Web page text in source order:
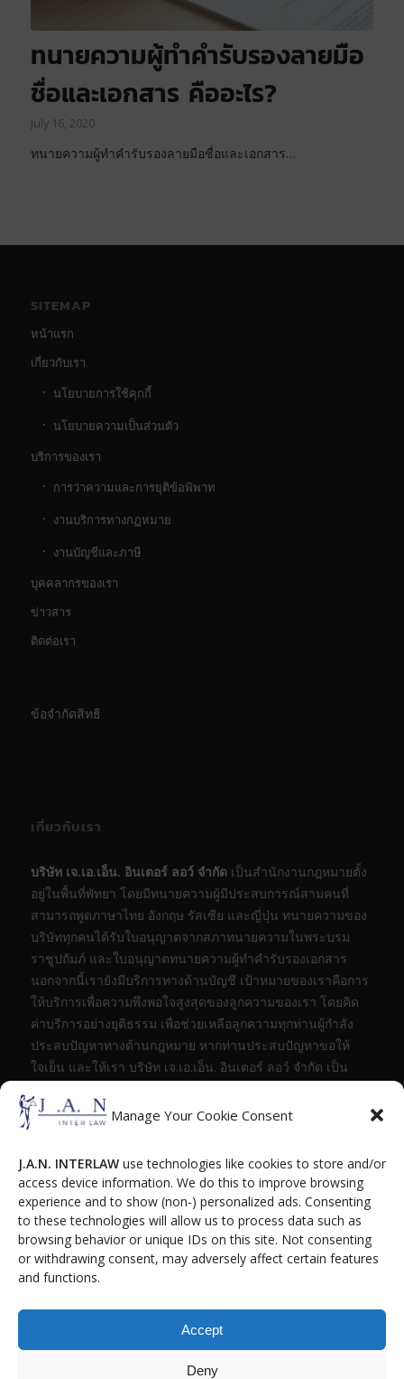
Manage Your Cookie Consent
J.A.N. INTERLAW use technologies like cookies to store and/or
access device information. We do this to improve browsing
experience and to show (non-) personalized ads. Consenting
to these technologies will allow us to process data such as
browsing behavior or unique IDs on this site. Not consenting
or withdrawing consent, may adversely affect certain features
and functions.
Accept
Deny
ทนายความผู้ทำคำรับรองลายมือ
ชื่อและเอกสาร คืออะไร?
July 16, 2020
ทนายความผู้ทำคำรับรองลายมือชื่อและเอกสาร…
SITEMAP
หน้าแรก
เกี่ยวกับเรา
นโยบายการใช้คุกกี้
นโยบายความเป็นส่วนตัว
บริการของเรา
การว่าความและการยุติข้อพิพาท
งานบริการทางกฏหมาย
งานบัญชีและภาษี
บุคคลากรของเรา
ข่าวสาร
ติดต่อเรา
ข้อจำกัดสิทธิ
เกี่ยวกับเรา
บริษัท เจ.เอ.เอ็น. อินเตอร์ ลอว์ จำกัดเป็นสำนักงานกฎหมายตั้ง
อยู่ในพื้นที่พัทยา โดยมีทนายความผู้มีประสบการณ์สามคนที่
สามารถพูดภาษาไทย อังกฤษ รัสเซีย และญี่ปุ่น ทนายความของ
บริษัททุกคนได้รับใบอนุญาตจากสภาทนายความในพระบรม
ราชูปถัมภ์ และใบอนุญาตทนายความผู้ทำคำรับรองเอกสาร
นอกจากนี้เรายังมีบริการทางด้านบัญชี เป้าหมายของเราคือการ
ให้บริการเพื่อความพึงพอใจสูงสุดของลูกความของเรา โดยคิด
ค่าบริการอย่างยุติธรรม เพื่อช่วยเหลือลูกความทุกท่านผู้กำลัง
ประสบปัญหาทางด้านกฎหมาย หากท่านประสบปัญหาขอให้
ใจเย็น และให้เรา บริษัท เจ.เอ.เอ็น. อินเตอร์ ลอว์ จำกัด เป็น
ติดต่อเรา
565/67 หมู่ 10, ต.หนองปรือ,
อ.บางละมุง ชลบุรี 20150
038-411-021, 084-4247770, 065-619-6496